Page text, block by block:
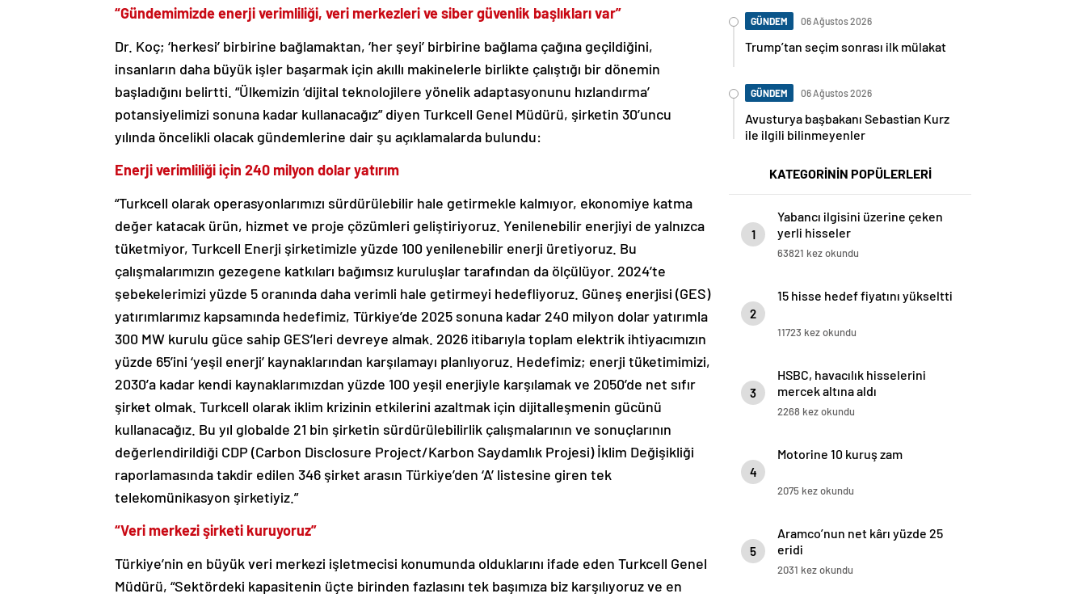
“Gündemimizde enerji verimliliği, veri merkezleri ve siber güvenlik başlıkları var”
Dr. Koç; ‘herkesi’ birbirine bağlamaktan, ‘her şeyi’ birbirine bağlama çağına geçildiğini,
insanların daha büyük işler başarmak için akıllı makinelerle birlikte çalıştığı bir dönemin
başladığını belirtti. “Ülkemizin ‘dijital teknolojilere yönelik adaptasyonunu hızlandırma’
potansiyelimizi sonuna kadar kullanacağız” diyen Turkcell Genel Müdürü, şirketin 30’uncu
yılında öncelikli olacak gündemlerine dair şu açıklamalarda bulundu:
Enerji verimliliği için 240 milyon dolar yatırım
“Turkcell olarak operasyonlarımızı sürdürülebilir hale getirmekle kalmıyor, ekonomiye katma
değer katacak ürün, hizmet ve proje çözümleri geliştiriyoruz. Yenilenebilir enerjiyi de yalnızca
tüketmiyor, Turkcell Enerji şirketimizle yüzde 100 yenilenebilir enerji üretiyoruz. Bu
çalışmalarımızın gezegene katkıları bağımsız kuruluşlar tarafından da ölçülüyor. 2024’te
şebekelerimizi yüzde 5 oranında daha verimli hale getirmeyi hedefliyoruz. Güneş enerjisi (GES)
yatırımlarımız kapsamında hedefimiz, Türkiye’de 2025 sonuna kadar 240 milyon dolar yatırımla
300 MW kurulu güce sahip GES’leri devreye almak. 2026 itibarıyla toplam elektrik ihtiyacımızın
yüzde 65’ini ‘yeşil enerji’ kaynaklarından karşılamayı planlıyoruz. Hedefimiz; enerji tüketimimizi,
2030’a kadar kendi kaynaklarımızdan yüzde 100 yeşil enerjiyle karşılamak ve 2050’de net sıfır
şirket olmak. Turkcell olarak iklim krizinin etkilerini azaltmak için dijitalleşmenin gücünü
kullanacağız. Bu yıl globalde 21 bin şirketin sürdürülebilirlik çalışmalarının ve sonuçlarının
değerlendirildiği CDP (Carbon Disclosure Project/Karbon Saydamlık Projesi) İklim Değişikliği
raporlamasında takdir edilen 346 şirket arasın Türkiye’den ‘A’ listesine giren tek
telekomünikasyon şirketiyiz.”
“Veri merkezi şirketi kuruyoruz”
Türkiye’nin en büyük veri merkezi işletmecisi konumunda olduklarını ifade eden Turkcell Genel
Müdürü, “Sektördeki kapasitenin üçte birinden fazlasını tek başımıza biz karşılıyoruz ve en
GÜNDEM 06 Ağustos 2026
Trump’tan seçim sonrası ilk mülakat
GÜNDEM 06 Ağustos 2026
Avusturya başbakanı Sebastian Kurz
ile ilgili bilinmeyenler
KATEGORİNİN POPÜLERLERİ
1
Yabancı ilgisini üzerine çeken
yerli hisseler
63821 kez okundu
2
15 hisse hedef fiyatını yükseltti
11723 kez okundu
3
HSBC, havacılık hisselerini
mercek altına aldı
2268 kez okundu
4
Motorine 10 kuruş zam
2075 kez okundu
5
Aramco’nun net kârı yüzde 25
eridi
2031 kez okundu